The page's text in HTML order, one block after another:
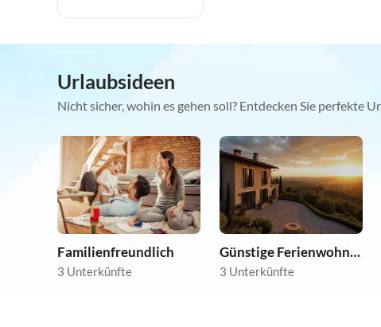
Urlaubsideen
Nicht sicher, wohin es gehen soll? Entdecken Sie perfekte
Familienfreundlich
3 Unterkünfte
Günstige Ferienwohnungen
3 Unterkünfte